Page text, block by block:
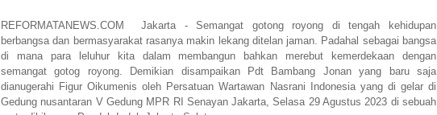
REFORMATANEWS.COM Jakarta - Semangat gotong royong di tengah kehidupan
berbangsa dan bermasyarakat rasanya makin lekang ditelan jaman. Padahal sebagai bangsa
di mana para leluhur kita dalam membangun bahkan merebut kemerdekaan dengan
semangat gotog royong. Demikian disampaikan Pdt Bambang Jonan yang baru saja
dianugerahi Figur Oikumenis oleh Persatuan Wartawan Nasrani Indonesia yang di gelar di
Gedung nusantaran V Gedung MPR RI Senayan Jakarta, Selasa 29 Agustus 2023 di sebuah